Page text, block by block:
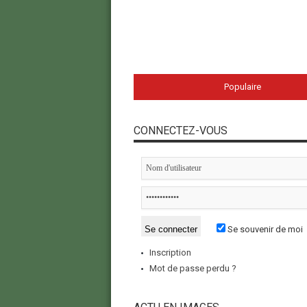
Populaire
CONNECTEZ-VOUS
Se souvenir de moi
Inscription
Mot de passe perdu ?